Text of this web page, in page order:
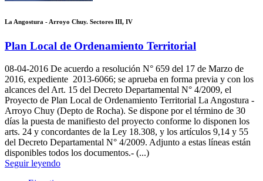
La Angostura - Arroyo Chuy. Sectores III, IV
Plan Local de Ordenamiento Territorial
08-04-2016 De acuerdo a resolución N° 659 del 17 de Marzo de
2016, expediente 2013-6066; se aprueba en forma previa y con los
alcances del Art. 15 del Decreto Departamental N° 4/2009, el
Proyecto de Plan Local de Ordenamiento Territorial La Angostura -
Arroyo Chuy (Depto de Rocha). Se dispone por el término de 30
días la puesta de manifiesto del proyecto conforme lo disponen los
arts. 24 y concordantes de la Ley 18.308, y los artículos 9,14 y 55
del Decreto Departamental N° 4/2009. Adjunto a estas líneas están
disponibles todos los documentos.- (...)
Seguir leyendo